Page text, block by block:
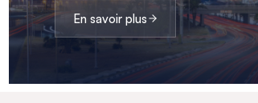
En savoir plus